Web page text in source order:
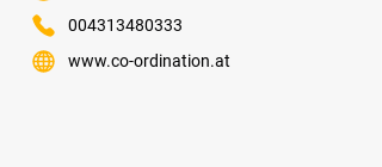
004313480333
www.co-ordination.at